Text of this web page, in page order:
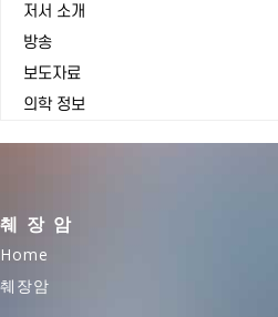
저서 소개
방송
보도자료
의학 정보
췌장암
Home
췌장암